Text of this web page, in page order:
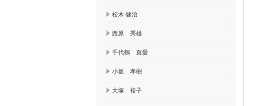
松木 健治
西原 秀雄
千代鶴 直愛
小坂 孝樹
大塚 裕子